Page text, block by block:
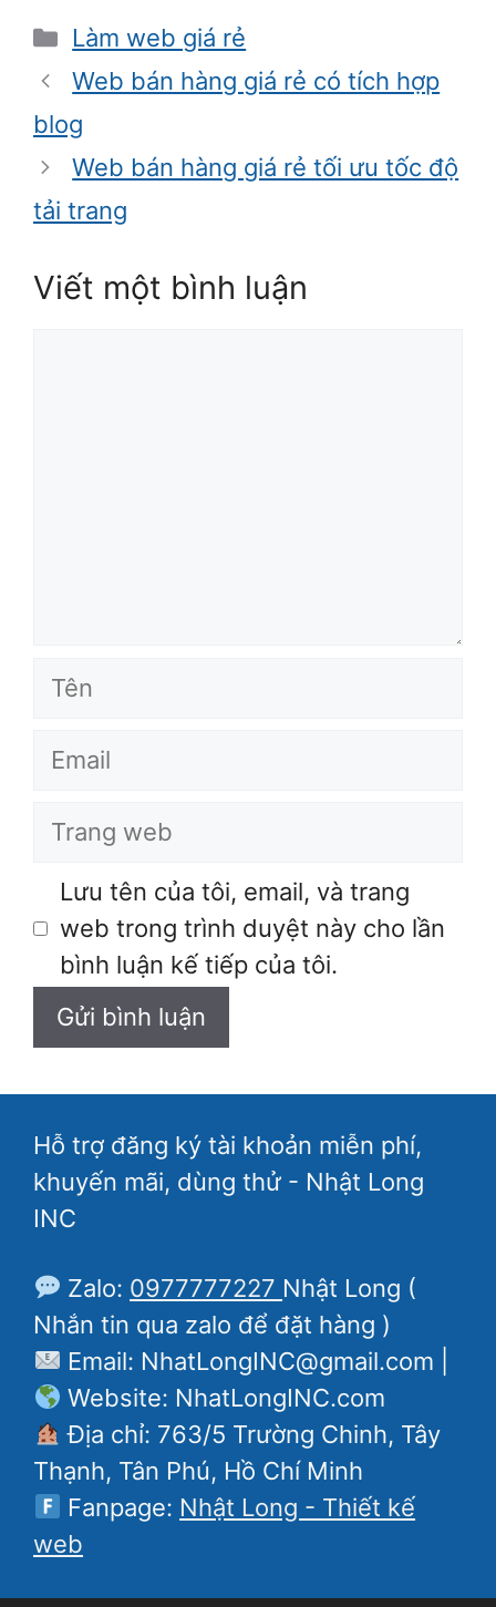
Danh
mục
Làm web giá rẻ
Web bán hàng giá rẻ có tích hợp
blog
Web bán hàng giá rẻ tối ưu tốc độ
tải trang
Viết một bình luận
Tên
Email
Trang
Lưu tên của tôi, email, và trang
web trong trình duyệt này cho lần
bình luận kế tiếp của tôi.
Hỗ trợ đăng ký tài khoản miễn phí,
khuyến mãi, dùng thử - Nhật Long
INC
Zalo: 0977777227 Nhật Long (
Nhắn tin qua zalo để đặt hàng )
Email: NhatLongINC@gmail.com |
Website: NhatLongINC.com
Địa chỉ: 763/5 Trường Chinh, Tây
Thạnh, Tân Phú, Hồ Chí Minh
Fanpage: Nhật Long - Thiết kế
web